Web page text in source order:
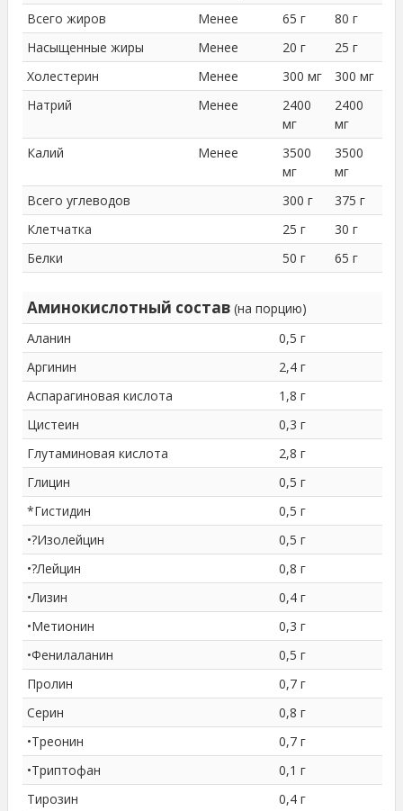
Всего жиров Менее 65 г
80 г
Насыщенные жиры
Менее 20 г
25 г
Холестерин
Менее 300 мг
300 мг
Натрий
Менее
2400
мг
2400
мг
Калий
Менее
3500
мг
3500
мг
Всего углеводов
300 г
375 г
Клетчатка
25 г
30 г
Белки
50 г 65 г
Аминокислотный состав (на порцию)
Аланин
0,5 г
Аргинин
2,4 г
Аспарагиновая кислота
1,8 г
Цистеин
0,3 г
Глутаминовая кислота
2,8 г
Глицин
0,5 г
*Гистидин
0,5 г
•?Изолейцин
0,5 г
•?Лейцин
0,8 г
•Лизин
0,4 г
•Метионин
0,3 г
•Фенилаланин
0,5 г
Пролин
0,7 г
Серин
0,8 г
•Треонин
0,7 г
•Триптофан
0,1 г
Тирозин
0,4 г